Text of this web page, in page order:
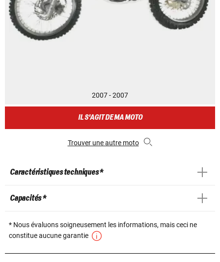
2007 - 2007
IL S'AGIT DE MA MOTO
Trouver une autre moto
Caractéristiques techniques *
Capacités *
* Nous évaluons soigneusement les informations, mais ceci ne
constitue aucune garantie